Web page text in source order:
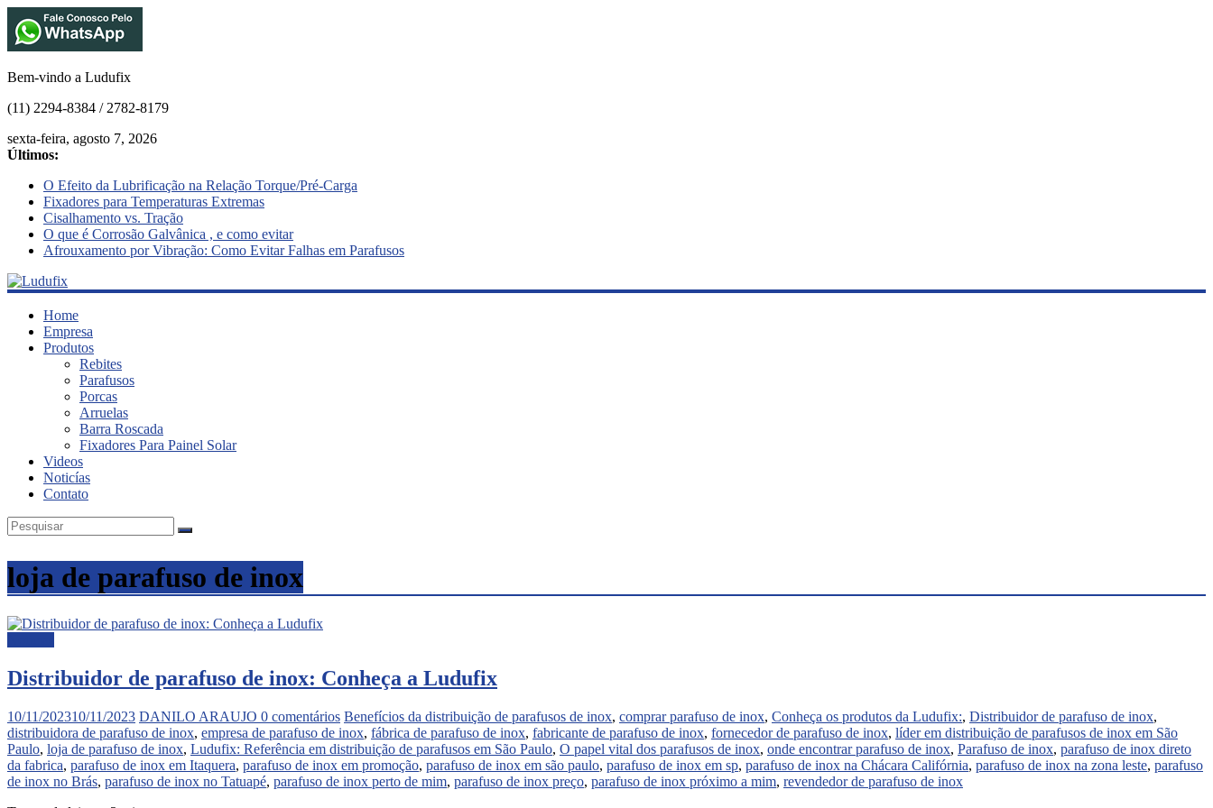
Bem-vindo a Ludufix
(11) 2294-8384 / 2782-8179
sexta-feira, agosto 7, 2026
Últimos:
O Efeito da Lubrificação na Relação Torque/Pré-Carga
Fixadores para Temperaturas Extremas
Cisalhamento vs. Tração
O que é Corrosão Galvânica , e como evitar
Afrouxamento por Vibração: Como Evitar Falhas em Parafusos
Ludufix
Fixadores
Home
Empresa
Produtos
Rebites
Parafusos
Porcas
Arruelas
Barra Roscada
Fixadores Para Painel Solar
Videos
Noticías
Contato
loja de parafuso de inox
Distribuidor de parafuso de inox: Conheça a Ludufix
10/11/202310/11/2023 DANILO ARAUJO 0 comentários Benefícios da distribuição de parafusos de inox, comprar parafuso de inox, Conheça os produtos da Ludufix:, Distribuidor de parafuso de inox,
distribuidora de parafuso de inox, empresa de parafuso de inox, fábrica de parafuso de inox, fabricante de parafuso de inox, fornecedor de parafuso de inox, líder em distribuição de parafusos de inox em São
Paulo, loja de parafuso de inox, Ludufix: Referência em distribuição de parafusos em São Paulo, O papel vital dos parafusos de inox, onde encontrar parafuso de inox, Parafuso de inox, parafuso de inox direto
da fabrica, parafuso de inox em Itaquera, parafuso de inox em promoção, parafuso de inox em são paulo, parafuso de inox em sp, parafuso de inox na Chácara Califórnia, parafuso de inox na zona leste, parafuso
de inox no Brás, parafuso de inox no Tatuapé, parafuso de inox perto de mim, parafuso de inox preço, parafuso de inox próximo a mim, revendedor de parafuso de inox